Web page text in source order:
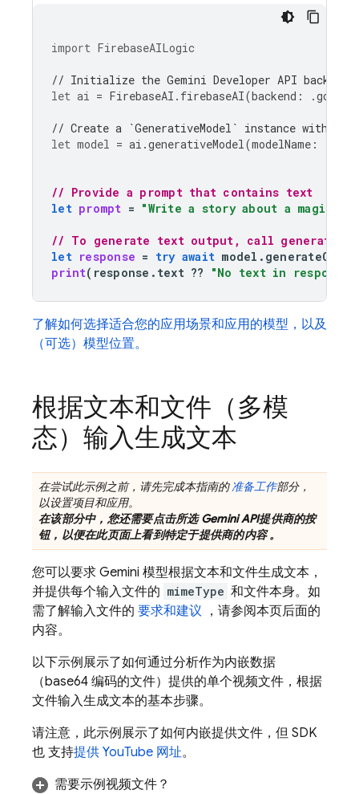
import FirebaseAILogic
// Initialize the Gemini Developer API backend
let ai = FirebaseAI . firebaseAI(backend : .
// Create a `GenerativeModel` instance with a
let model = ai .generativeModel(modelName :
// Provide a prompt that contains text
let prompt = "Write a story about a magic
// To generate text output, call
let response = try await model .
print( response . text ?? "No text in
了解如何选择适合您的应用场景和应用的模型，以及
（可选）模型位置。
根据文本和文件（多模
态）输入生成文本
在尝试此示例之前，请先完成本指南的准备工作部分，
以设置项目和应用。
在该部分中，您还需要点击所选Gemini API提供商的按
钮，以便在此页面上看到特定于提供商的内容 。
您可以要求 Gemini 模型根据文本和文件生成文本，
并提供每个输入文件的 mimeType 和文件本身。如
需了解输入文件的 要求和建议 ，请参阅本页后面的
内容。
以下示例展示了如何通过分析作为内嵌数据
（base64 编码的文件）提供的单个视频文件，根据
文件输入生成文本的基本步骤。
请注意，此示例展示了如何内嵌提供文件，但 SDK
也 支持提供 YouTube 网址。
需要示例视频文件？